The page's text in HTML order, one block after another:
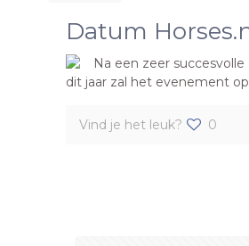
Datum
Na een zeer
dit jaar zal het evenement
Vind je het leuk? 0